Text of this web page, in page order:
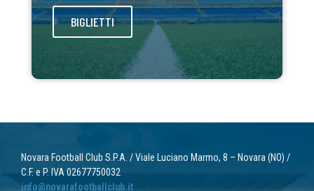
BIGLIETTI
Novara Football Club S.P.A. / Viale Luciano Marmo, 8 – Novara (NO) /
C.F. e P. IVA 02677750032
info@novarafootballclub.it